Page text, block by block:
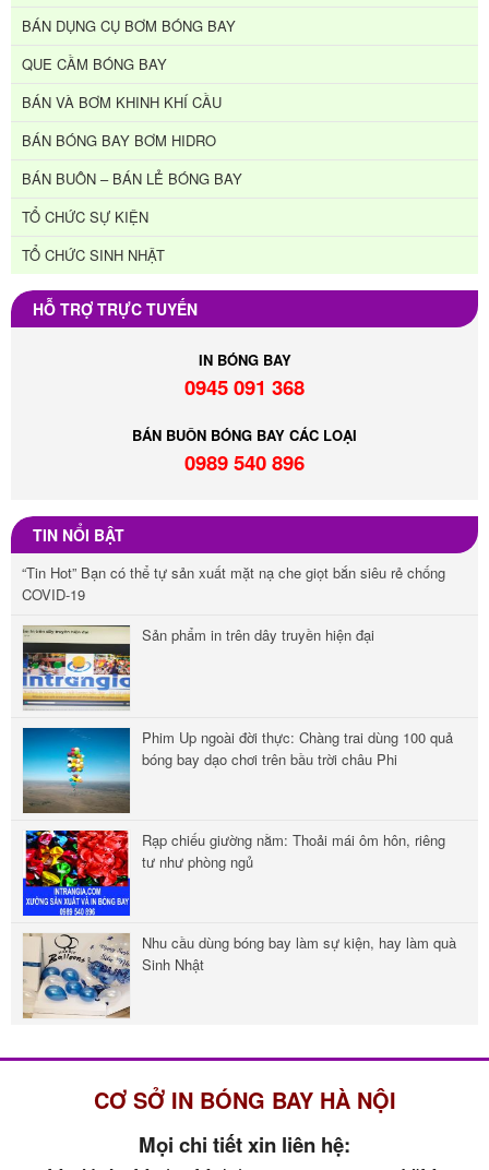
BÁN DỤNG CỤ BƠM BÓNG BAY
QUE CẦM BÓNG BAY
BÁN VÀ BƠM KHINH KHÍ CẦU
BÁN BÓNG BAY BƠM HIDRO
BÁN BUÔN – BÁN LẺ BÓNG BAY
TỔ CHỨC SỰ KIỆN
TỔ CHỨC SINH NHẬT
HỖ TRỢ TRỰC TUYẾN
IN BÓNG BAY
0945 091 368
BÁN BUÔN BÓNG BAY CÁC LOẠI
0989 540 896
TIN NỔI BẬT
“Tin Hot” Bạn có thể tự sản xuất mặt nạ che giọt bắn siêu rẻ chống
COVID-19
Sản phẩm in trên dây truyền hiện đại
Phim Up ngoài đời thực: Chàng trai dùng 100 quả
bóng bay dạo chơi trên bầu trời châu Phi
Rạp chiếu giường nằm: Thoải mái ôm hôn, riêng
tư như phòng ngủ
Nhu cầu dùng bóng bay làm sự kiện, hay làm quà
Sinh Nhật
CƠ SỞ IN BÓNG BAY HÀ NỘI
Mọi chi tiết xin liên hệ: